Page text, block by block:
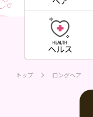
ヘルス
トップ ロングヘア